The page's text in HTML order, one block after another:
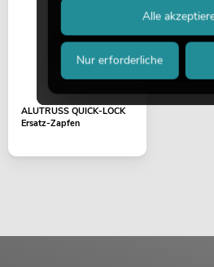
ALUTRUSS QUICK-LOCK
Ersatz-Zapfen
Nur erforderliche
Alle